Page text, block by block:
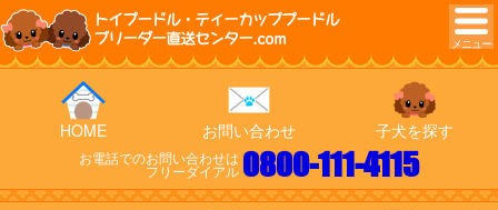
トイプードル・ティーカッププードル
ブリーダー直送センター.com
HOME お問い合わせ 子犬を探す
お電話でのお問い合わせは
フリーダイアル 0800-111-4115